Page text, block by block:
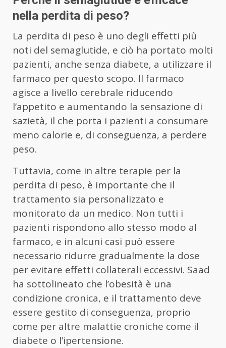
nella perdita di peso?
La perdita di peso è uno degli effetti più
noti del semaglutide, e ciò ha portato molti
pazienti, anche senza diabete, a utilizzare il
farmaco per questo scopo. Il farmaco
agisce a livello cerebrale riducendo
l’appetito e aumentando la sensazione di
sazietà, il che porta i pazienti a consumare
meno calorie e, di conseguenza, a perdere
peso.
Tuttavia, come in altre terapie per la
perdita di peso, è importante che il
trattamento sia personalizzato e
monitorato da un medico. Non tutti i
pazienti rispondono allo stesso modo al
farmaco, e in alcuni casi può essere
necessario ridurre gradualmente la dose
per evitare effetti collaterali eccessivi. Saad
ha sottolineato che l’obesità è una
condizione cronica, e il trattamento deve
essere gestito di conseguenza, proprio
come per altre malattie croniche come il
diabete o l’ipertensione.